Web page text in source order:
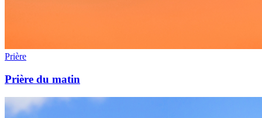
Prière
Prière du matin